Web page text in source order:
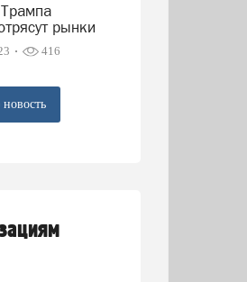
рынки
416